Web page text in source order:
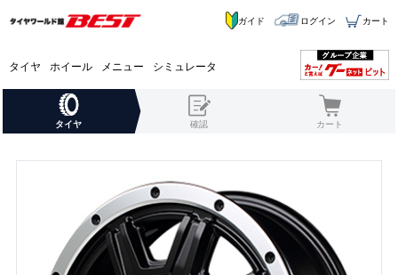
タイヤ ホイール メニュー シミュレータ
ガイド ログイン カート
タイヤ 確認 カート